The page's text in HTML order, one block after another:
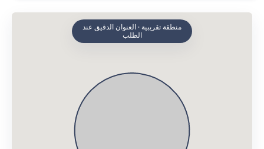
منطقة تقريبية · العنوان الدقيق عند
الطلب